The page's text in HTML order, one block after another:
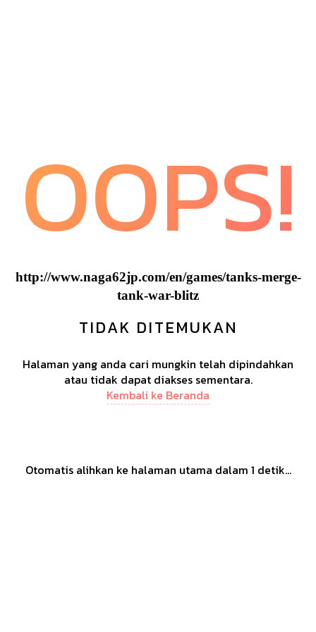
OOPS!
http://www.naga62jp.com/en/games/tanks-merge-
tank-war-blitz
TIDAK DITEMUKAN
Halaman yang anda cari mungkin telah dipindahkan
atau tidak dapat diakses sementara.
Kembali ke Beranda
Otomatis alihkan ke halaman utama dalam 1 detik...